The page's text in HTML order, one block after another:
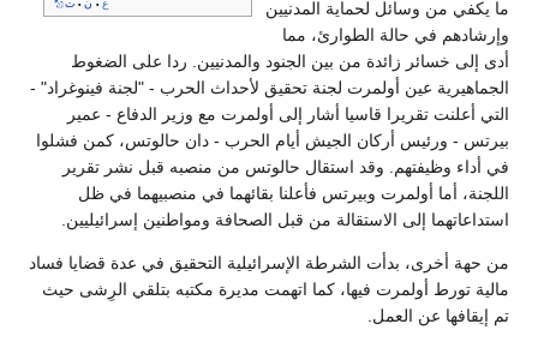
ع • ن • ت
ما يكفي من وسائل لحماية المدنيين
وإرشادهم في حالة الطوارئ، مما
أدى إلى خسائر زائدة من بين الجنود والمدنيين. ردا على الضغوط
الجماهيرية عين أولمرت لجنة تحقيق لأحداث الحرب - "لجنة فينوغراد" -
التي أعلنت تقريرا قاسيا أشار إلى أولمرت مع وزير الدفاع - عمير
بيرتس - ورئيس أركان الجيش أيام الحرب - دان حالوتس، كمن فشلوا
في أداء وظيفتهم. وقد استقال حالوتس من منصبه قبل نشر تقرير
اللجنة، أما أولمرت وبيرتس فأعلنا بقائهما في منصبيهما في ظل
استداعاتهما إلى الاستقالة من قبل الصحافة ومواطنين إسرائيليين.
من حهة أخرى، بدأت الشرطة الإسرائيلية التحقيق في عدة قضايا فساد
مالية تورط أولمرت فيها، كما اتهمت مديرة مكتبه بتلقي الرِشى حيث
تم إيقافها عن العمل.